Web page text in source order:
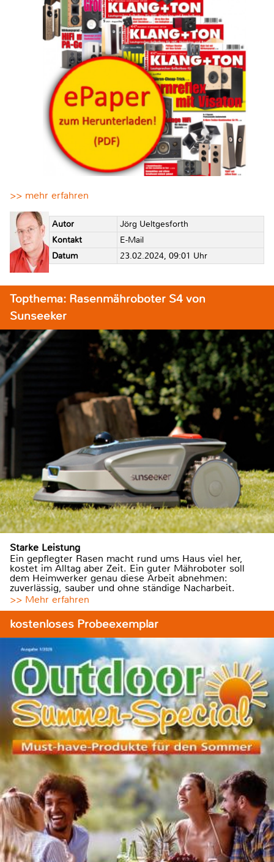
>> mehr erfahren
Autor
Jörg Ueltgesforth
Kontakt
E-Mail
Datum
23.02.2024, 09:01 Uhr
Topthema: Rasenmähroboter S4 von
Sunseeker
Starke Leistung
Ein gepflegter Rasen macht rund ums Haus viel her,
kostet im Alltag aber Zeit. Ein guter Mähroboter soll
dem Heimwerker genau diese Arbeit abnehmen:
zuverlässig, sauber und ohne ständige Nacharbeit.
>> Mehr erfahren
kostenloses Probeexemplar